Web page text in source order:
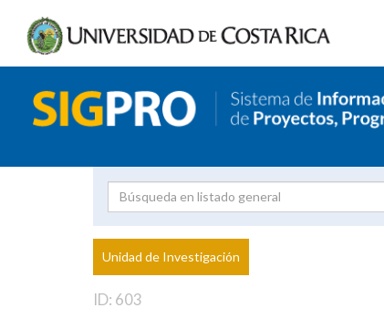
Proyecto
Investigador
Unidad de Investigación
ID: 603